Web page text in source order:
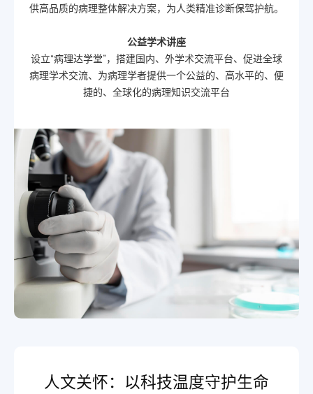
供高品质的病理整体解决方案，为人类精准诊断保驾护航。
公益学术讲座
设立“病理达学堂”，搭建国内、外学术交流平台、促进全球
病理学术交流、为病理学者提供一个公益的、高水平的、便
捷的、全球化的病理知识交流平台
人文关怀：以科技温度守护生命